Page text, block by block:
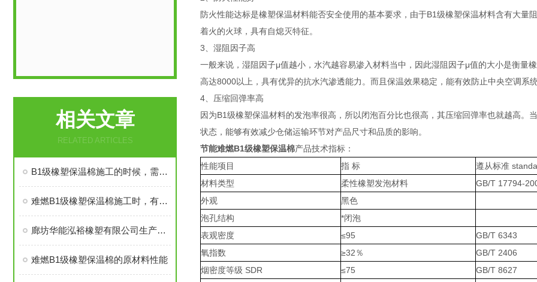
相关文章
RELATED ARTICLES
B1级橡塑保温棉施工的时候，需要注意哪些事项
难燃B1级橡塑保温棉施工时，有些事情得注意
廊坊华能泓裕橡塑有限公司生产的圣裕德B1级橡塑保温棉为什么如此受欢迎？
难燃B1级橡塑保温棉的原材料性能
防火性能达标是橡塑保温材料能否安全使用的基本要求，由于B1级橡塑保温材料含有大
着火的火球，具有自熄灭特征。
3、湿阻因子高
一般来说，湿阻因子μ值越小，水汽越容易渗入材料当中，因此湿阻因子μ值的大小是衡量
高达8000以上，具有优异的抗水汽渗透能力。而且保温效果稳定，能有效防止中央空调
4、压缩回弹率高
因为B1级橡塑保温材料的发泡率很高，所以闭泡百分比也很高，其压缩回弹率也就越高
状态，能够有效减少仓储运输环节对产品尺寸和品质的影响。
节能难燃B1级橡塑保温棉产品技术指标：
性能项目
指 标
遵从标准
材料类型
柔性橡塑发泡材料
GB/T 17794-
外观
黑色
泡孔结构
*闭泡
表观密度
≤95
GB/T 6343
氧指数
≥32％
GB/T 2406
烟密度等级 SDR
≤75 GB/T 8627